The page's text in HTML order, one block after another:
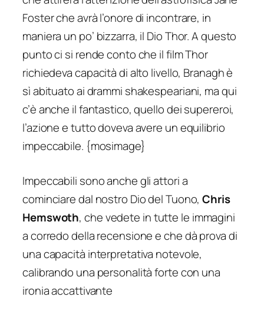
Foster che avrà l’onore di incontrare, in
maniera un po’ bizzarra, il Dio Thor. A questo
punto ci si rende conto che il film Thor
richiedeva capacità di alto livello, Branagh è
sì abituato ai drammi shakespeariani, ma qui
c’è anche il fantastico, quello dei supereroi,
l’azione e tutto doveva avere un equilibrio
impeccabile. {mosimage}
Impeccabili sono anche gli attori a
cominciare dal nostro Dio del Tuono,Chris
Hemswoth, che vedete in tutte le immagini
a corredo della recensione e che dà prova di
una capacità interpretativa notevole,
calibrando una personalità forte con una
ironia accattivante